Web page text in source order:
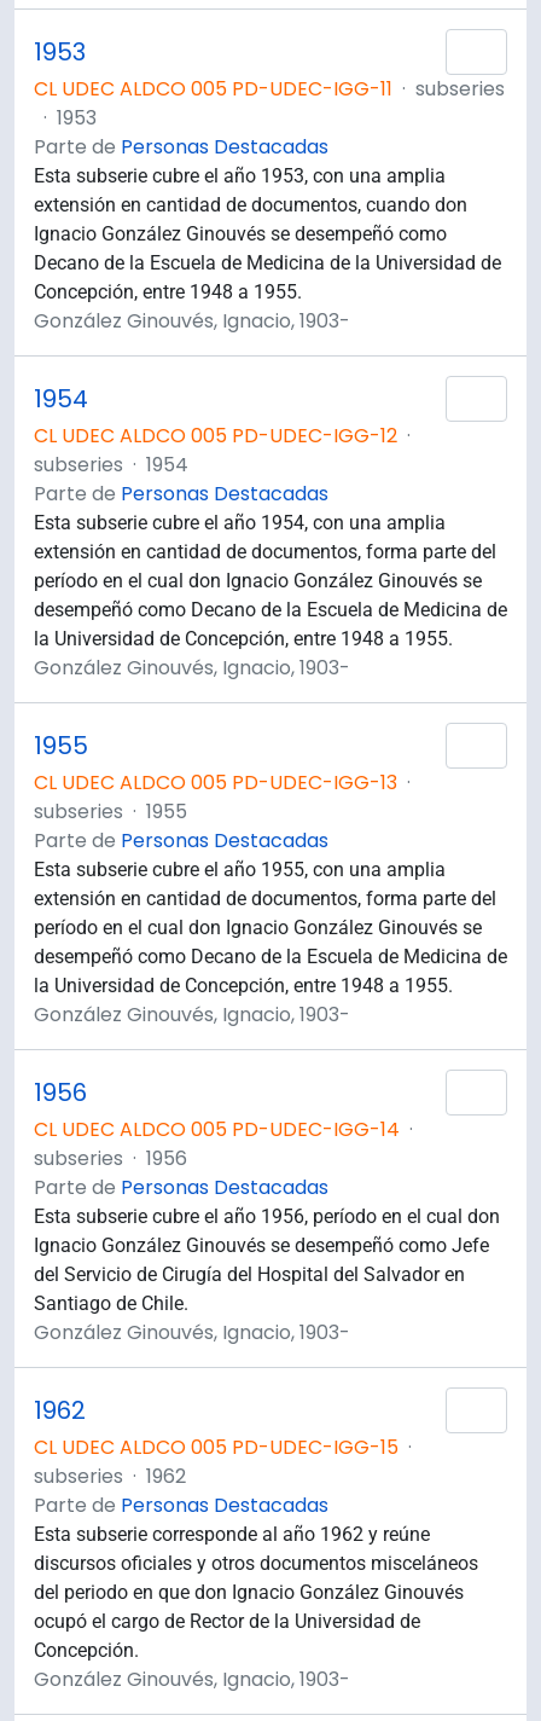
1953
CL UDEC ALDCO 005 PD-UDEC-IGG-11 · subseries
· 1953
Parte de Personas Destacadas
Esta subserie cubre el año 1953, con una amplia
extensión en cantidad de documentos, cuando don
Ignacio González Ginouvés se desempeñó como
Decano de la Escuela de Medicina de la Universidad de
Concepción, entre 1948 a 1955.
González Ginouvés, Ignacio, 1903-
1954
CL UDEC ALDCO 005 PD-UDEC-IGG-12 ·
subseries · 1954
Parte de Personas Destacadas
Esta subserie cubre el año 1954, con una amplia
extensión en cantidad de documentos, forma parte del
período en el cual don Ignacio González Ginouvés se
desempeñó como Decano de la Escuela de Medicina de
la Universidad de Concepción, entre 1948 a 1955.
González Ginouvés, Ignacio, 1903-
1955
CL UDEC ALDCO 005 PD-UDEC-IGG-13 ·
subseries · 1955
Parte de Personas Destacadas
Esta subserie cubre el año 1955, con una amplia
extensión en cantidad de documentos, forma parte del
período en el cual don Ignacio González Ginouvés se
desempeñó como Decano de la Escuela de Medicina de
la Universidad de Concepción, entre 1948 a 1955.
González Ginouvés, Ignacio, 1903-
1956
CL UDEC ALDCO 005 PD-UDEC-IGG-14 ·
subseries · 1956
Parte de Personas Destacadas
Esta subserie cubre el año 1956, período en el cual don
Ignacio González Ginouvés se desempeñó como Jefe
del Servicio de Cirugía del Hospital del Salvador en
Santiago de Chile.
González Ginouvés, Ignacio, 1903-
1962
CL UDEC ALDCO 005 PD-UDEC-IGG-15 ·
subseries · 1962
Parte de Personas Destacadas
Esta subserie corresponde al año 1962 y reúne
discursos oficiales y otros documentos misceláneos
del periodo en que don Ignacio González Ginouvés
ocupó el cargo de Rector de la Universidad de
Concepción.
González Ginouvés, Ignacio, 1903-